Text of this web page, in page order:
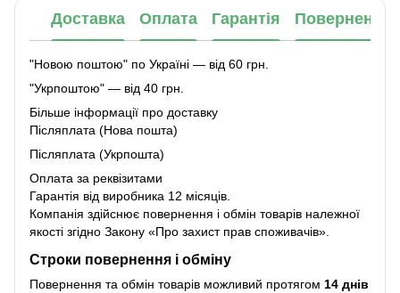
Доставка Оплата Гарантія Повернення
"Новою поштою" по Україні — від 60 грн.
"Укрпоштою" — від 40 грн.
Більше інформації про доставку
Післяплата (Нова пошта)
Післяплата (Укрпошта)
Оплата за реквізитами
Гарантія від виробника 12 місяців.
Компанія здійснює повернення і обмін товарів належної
якості згідно Закону «Про захист прав споживачів»
Строки повернення і обміну
Повернення та обмін товарів можливий протягом 14 днів